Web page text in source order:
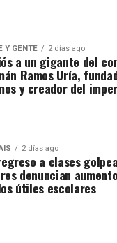
Y GENTE 2 días ago
a un gigante del
Ramos Uría,
y creador del
2 días ago
a clases
denuncian
útiles escolares